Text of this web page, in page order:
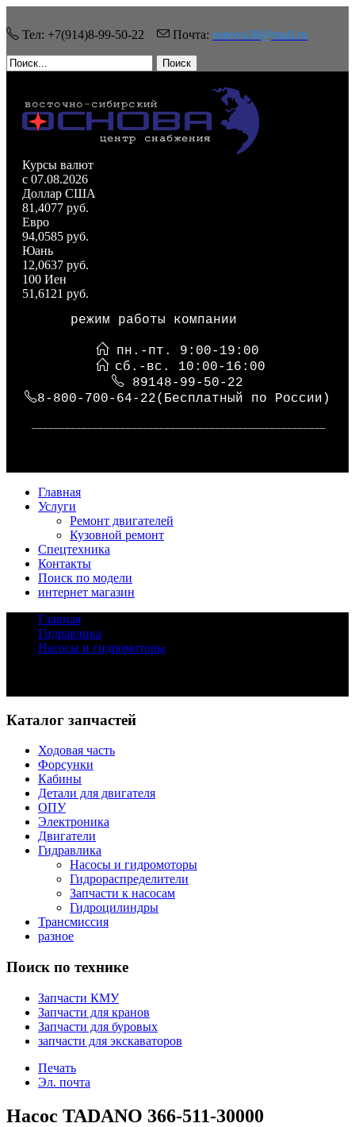
Тел: +7(914)8-99-50-22 Почта: osnova38@mail.ru
Поиск
Курсы валют
c 07.08.2026
Доллар США
81,4077 руб.
Евро
94,0585 руб.
Юань
12,0637 руб.
100 Иен
51,6121 руб.
режим работы компании
пн.-пт. 9:00-19:00
сб.-вс. 10:00-16:00
89148-99-50-22
8-800-700-64-22(Бесплатный по России)
Главная
Услуги
Ремонт двигателей
Кузовной ремонт
Спецтехника
Контакты
Поиск по модели
интернет магазин
Главная
Гидравлика
Насосы и гидромоторы
Каталог запчастей
Ходовая часть
Форсунки
Кабины
Детали для двигателя
ОПУ
Электроника
Двигатели
Гидравлика
Насосы и гидромоторы
Гидрораспределители
Запчасти к насосам
Гидроцилиндры
Трансмиссия
разное
Поиск по технике
Запчасти КМУ
Запчасти для кранов
Запчасти для буровых
запчасти для экскаваторов
Печать
Эл. почта
Насос TADANO 366-511-30000